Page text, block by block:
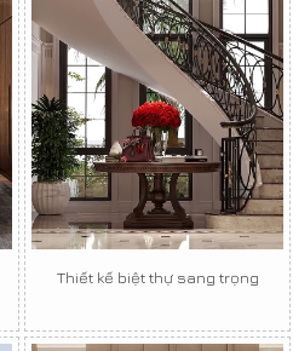
Thiết kế biệt thự sang trọng